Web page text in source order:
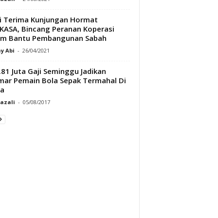
Terima Kunjungan Hormat
Bincang Peranan Koperasi
Bantu Pembangunan Sabah
Abi - 26/04/2021
Juta Gaji Seminggu Jadikan
Pemain Bola Sepak Termahal Di
- 05/08/2017